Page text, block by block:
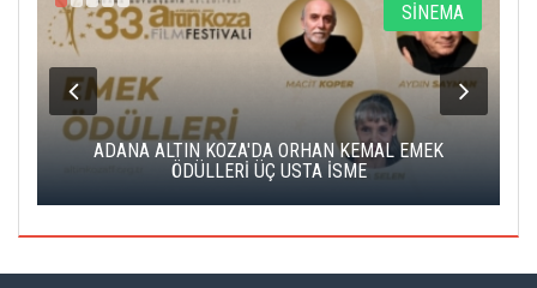
SİNEMA
ADANA ALTIN KOZA'DA ORHAN KEMAL EMEK
ÖDÜLLERİ ÜÇ USTA İSME